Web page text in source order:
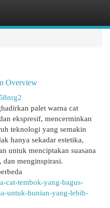
Overview
palet warna cat
ekspresif, mencerminkan
teknologi yang semakin
hanya sekadar estetika,
untuk menciptakan suasana
dan menginspirasi.
cat-tembok-yang-bagus-
untuk-hunian-yang-lebih-